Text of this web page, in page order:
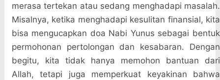
merasa tertekan atau sedang menghadapi masalah.
Misalnya, ketika menghadapi kesulitan finansial, kita
bisa mengucapkan doa Nabi Yunus sebagai bentuk
permohonan pertolongan dan kesabaran. Dengan
begitu, kita tidak hanya memohon bantuan dari
Allah, tetapi juga memperkuat keyakinan bahwa